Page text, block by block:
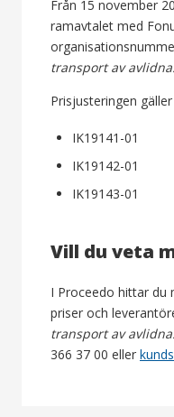
Från 15 november
ramavtalet med
transport av avlidna.
Prisjusteringen
IK19141-01
IK19142-01
IK19143-01
Vill du veta
I Proceedo hittar
priser och
transport av avlidna.
366 37 00 eller